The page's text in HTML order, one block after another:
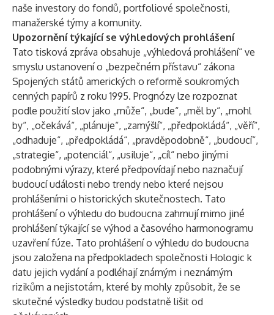
naše investory do fondů, portfoliové společnosti,
manažerské týmy a komunity.
Upozornění týkající se výhledových prohlášení
Tato tisková zpráva obsahuje „výhledová prohlášení“ ve
smyslu ustanovení o „bezpečném přístavu“ zákona
Spojených států amerických o reformě soukromých
cenných papírů z roku 1995. Prognózy lze rozpoznat
podle použití slov jako „může“, „bude“, „měl by“, „mohl
by“, „očekává“, „plánuje“, „zamýšlí“, „předpokládá“, „věří“,
„odhaduje“, „předpokládá“, „pravděpodobně“, „budoucí“,
„strategie“, „potenciál“, „usiluje“, „cíl“ nebo jinými
podobnými výrazy, které předpovídají nebo naznačují
budoucí události nebo trendy nebo které nejsou
prohlášeními o historických skutečnostech. Tato
prohlášení o výhledu do budoucna zahrnují mimo jiné
prohlášení týkající se výhod a časového harmonogramu
uzavření fúze. Tato prohlášení o výhledu do budoucna
jsou založena na předpokladech společnosti Hologic k
datu jejich vydání a podléhají známým i neznámým
rizikům a nejistotám, které by mohly způsobit, že se
skutečné výsledky budou podstatně lišit od